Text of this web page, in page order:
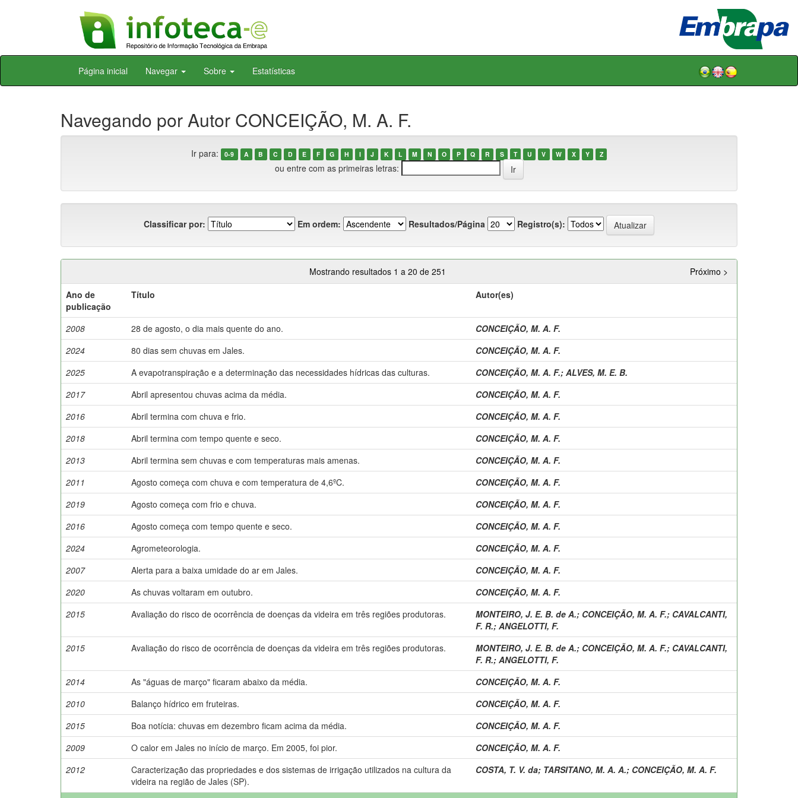
Skip
Página inicial Navegar Sobre Estatísticas
Navegando por Autor CONCEIÇÃO, M. A. F.
Ir para: 0-9 A B C D E F G H I J K L M N O P Q R S T U V W X Y Z
ou entre com as primeiras letras:
Classificar por: Em ordem: Resultados/Página Registro(s):
Mostrando resultados 1 a 20 de 251
Próximo >
Ano de
publicação
Título Autor(es)
2008 28 de agosto, o dia mais quente do ano.
CONCEIÇÃO, M. A. F.
2024
80 dias sem chuvas em Jales.
CONCEIÇÃO, M. A. F.
2025
A evapotranspiração e a determinação das necessidades hídricas das culturas. CONCEIÇÃO, M. A. F.; ALVES, M. E. B.
2017
Abril apresentou chuvas acima da média.
CONCEIÇÃO, M. A. F.
2016
Abril termina com chuva e frio.
CONCEIÇÃO, M. A. F.
2018
Abril termina com tempo quente e seco.
CONCEIÇÃO, M. A. F.
2013
Abril termina sem chuvas e com temperaturas mais amenas.
CONCEIÇÃO, M. A. F.
2011
Agosto começa com chuva e com temperatura de 4,6ºC.
CONCEIÇÃO, M. A. F.
2019
Agosto começa com frio e chuva.
CONCEIÇÃO, M. A. F.
2016
Agosto começa com tempo quente e seco.
CONCEIÇÃO, M. A. F.
2024
Agrometeorologia.
CONCEIÇÃO, M. A. F.
2007
Alerta para a baixa umidade do ar em Jales.
CONCEIÇÃO, M. A. F.
2020
As chuvas voltaram em outubro.
CONCEIÇÃO, M. A. F.
2015
Avaliação do risco de ocorrência de doenças da videira em três regiões produtoras. MONTEIRO, J. E. B. de A.; CONCEIÇÃO, M. A. F.; CAVALCANTI,
F. R.; ANGELOTTI, F.
2015
Avaliação do risco de ocorrência de doenças da videira em três regiões produtoras. MONTEIRO, J. E. B. de A.; CONCEIÇÃO, M. A. F.; CAVALCANTI,
F. R.; ANGELOTTI, F.
2014
As "águas de março" ficaram abaixo da média.
CONCEIÇÃO, M. A. F.
2010
Balanço hídrico em fruteiras.
CONCEIÇÃO, M. A. F.
2015
Boa notícia: chuvas em dezembro ficam acima da média.
CONCEIÇÃO, M. A. F.
2009
O calor em Jales no início de março. Em 2005, foi pior.
CONCEIÇÃO, M. A. F.
2012
Caracterização das propriedades e dos sistemas de irrigação utilizados na cultura da
videira na região de Jales (SP).
COSTA, T. V. da; TARSITANO, M. A. A.; CONCEIÇÃO, M. A. F.